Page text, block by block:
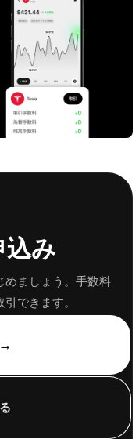
込み
めましょう。手数料
できます。
→